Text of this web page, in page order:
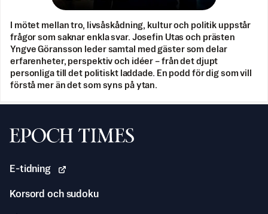
I mötet mellan tro, livsåskådning, kultur och politik uppstår
frågor som saknar enkla svar. Josefin Utas och prästen
Yngve Göransson leder samtal med gäster som delar
erfarenheter, perspektiv och idéer – från det djupt
personliga till det politiskt laddade. En podd för dig som vill
förstå mer än det som syns på ytan.
Svenska Epoch Times
E-tidning
Korsord och sudoku